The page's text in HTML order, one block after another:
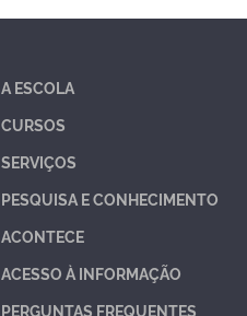
A ESCOLA
CURSOS
SERVIÇOS
PESQUISA E CONHECIMENTO
ACONTECE
ACESSO À INFORMAÇÃO
PERGUNTAS FREQUENTES